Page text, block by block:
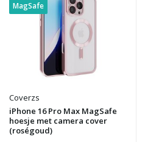
MagSafe
Coverzs
iPhone 16 Pro Max MagSafe
hoesje met camera cover
(roségoud)